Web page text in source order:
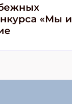
«Мы и